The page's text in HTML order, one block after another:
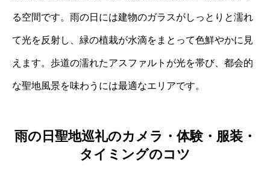
る空間です。雨の日には建物のガラスがしっとりと濡れ
て光を反射し、緑の植栽が水滴をまとって色鮮やかに見
えます。歩道の濡れたアスファルトが光を帯び、都会的
な聖地風景を味わうには最適なエリアです。
雨の日聖地巡礼のカメラ・体験・服装・
タイミングのコツ